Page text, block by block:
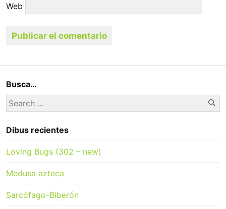
Web
Busca…
Search
for:
Dibus recientes
Loving Bugs (302 – new)
Medusa azteca
Sarcófago-Biberón